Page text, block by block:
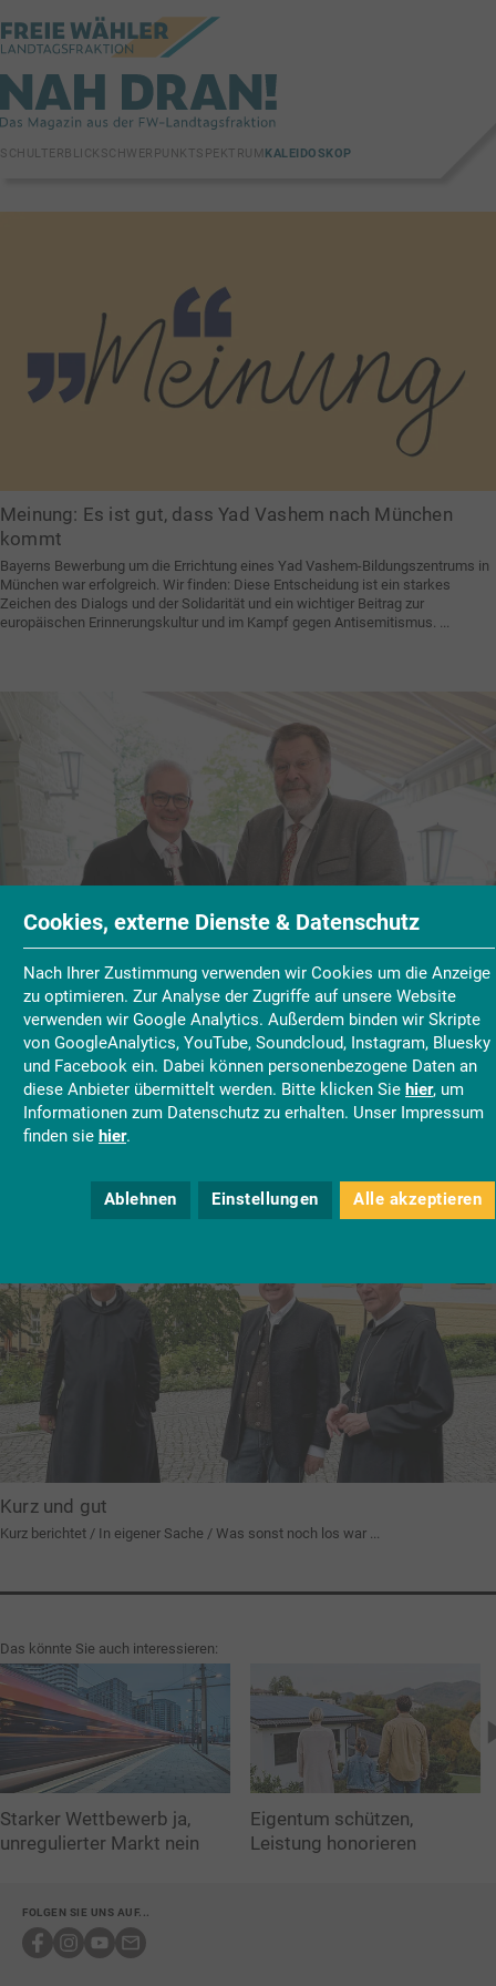
SCHULTERBLICK SCHWERPUNKTSPEKTRUM KALEIDOSKOP
Meinung: Es ist gut, dass Yad Vashem nach München
kommt
Bayerns Bewerbung um die Errichtung eines Yad Vashem-Bildungszentrums in
München war erfolgreich. Wir finden: Diese Entscheidung ist ein starkes
Zeichen des Dialogs und der Solidarität und ein wichtiger Beitrag zur
europäischen Erinnerungskultur und im Kampf gegen Antisemitismus.
Die Mutter aller Krüge
Warum heißt die bayerische Maß eigentlich Maß? Wieso hat sich ihr Volumen
im Laufe der Jahrhunderte verändert? Und was hat das eigentlich mit einer
bayerischen Behörde zu tun? Antworten darauf kann Stefan Thums geben, der
sich als Leiter des Bayerischen Landesamts für Maß und Gewicht quasi von
Amts wegen intensiv mit dem Trinkgefäß beschäftigt. Bei einem Austausch hat
unser Fraktionsvorsitzender Florian Streibl viel über die Behörde, aber auch die
Geschichte des Bierkrugs erfahren – und die ist durchaus bemerkenswert.
Kurz und gut
Kurz berichtet / In eigener Sache / Was sonst noch los war
Das könnte Sie auch interessieren:
Starker Wettbewerb ja,
unregulierter Markt nein
Eigentum schützen,
Leistung honorieren
FOLGEN SIE UNS AUF...
Cookies, externe Dienste & Datenschutz
Nach Ihrer Zustimmung verwenden wir Cookies um die Anzeige
zu optimieren. Zur Analyse der Zugriffe auf unsere Website
verwenden wir Google Analytics. Außerdem binden wir Skripte
von GoogleAnalytics, YouTube, Soundcloud, Instagram, Bluesky
und Facebook ein. Dabei können personenbezogene Daten an
diese Anbieter übermittelt werden. Bitte klicken Sie hier, um
Informationen zum Datenschutz zu erhalten. Unser Impressum
finden sie hier.
Ablehnen Einstellungen Alle akzeptieren